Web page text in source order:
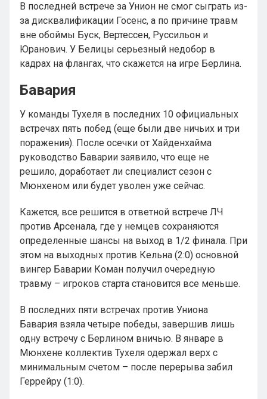
В последней встрече за Унион не смог сыграть из-
за дисквалификации Госенс, а по причине травм
вне обоймы Буск, Вертессен, Руссильон и
Юранович. У Белицы серьезный недобор в
кадрах на флангах, что скажется на игре Берлина.
Бавария
У команды Тухеля в последних 10 официальных
встречах пять побед (еще были две ничьих и три
поражения). После осечки от Хайденхайма
руководство Баварии заявило, что еще не
решило, доработает ли специалист сезон с
Мюнхеном или будет уволен уже сейчас.
Кажется, все решится в ответной встрече ЛЧ
против Арсенала, где у немцев сохраняются
определенные шансы на выход в 1/2 финала. При
этом на выходных против Кельна (2:0) основной
вингер Баварии Коман получил очередную
травму – игроков старта становится все меньше.
В последних пяти встречах против Униона
Бавария взяла четыре победы, завершив лишь
одну встречу с Берлином вничью. В январе в
Мюнхене коллектив Тухеля одержал верх с
минимальным счетом – после перерыва забил
Геррейру (1:0).